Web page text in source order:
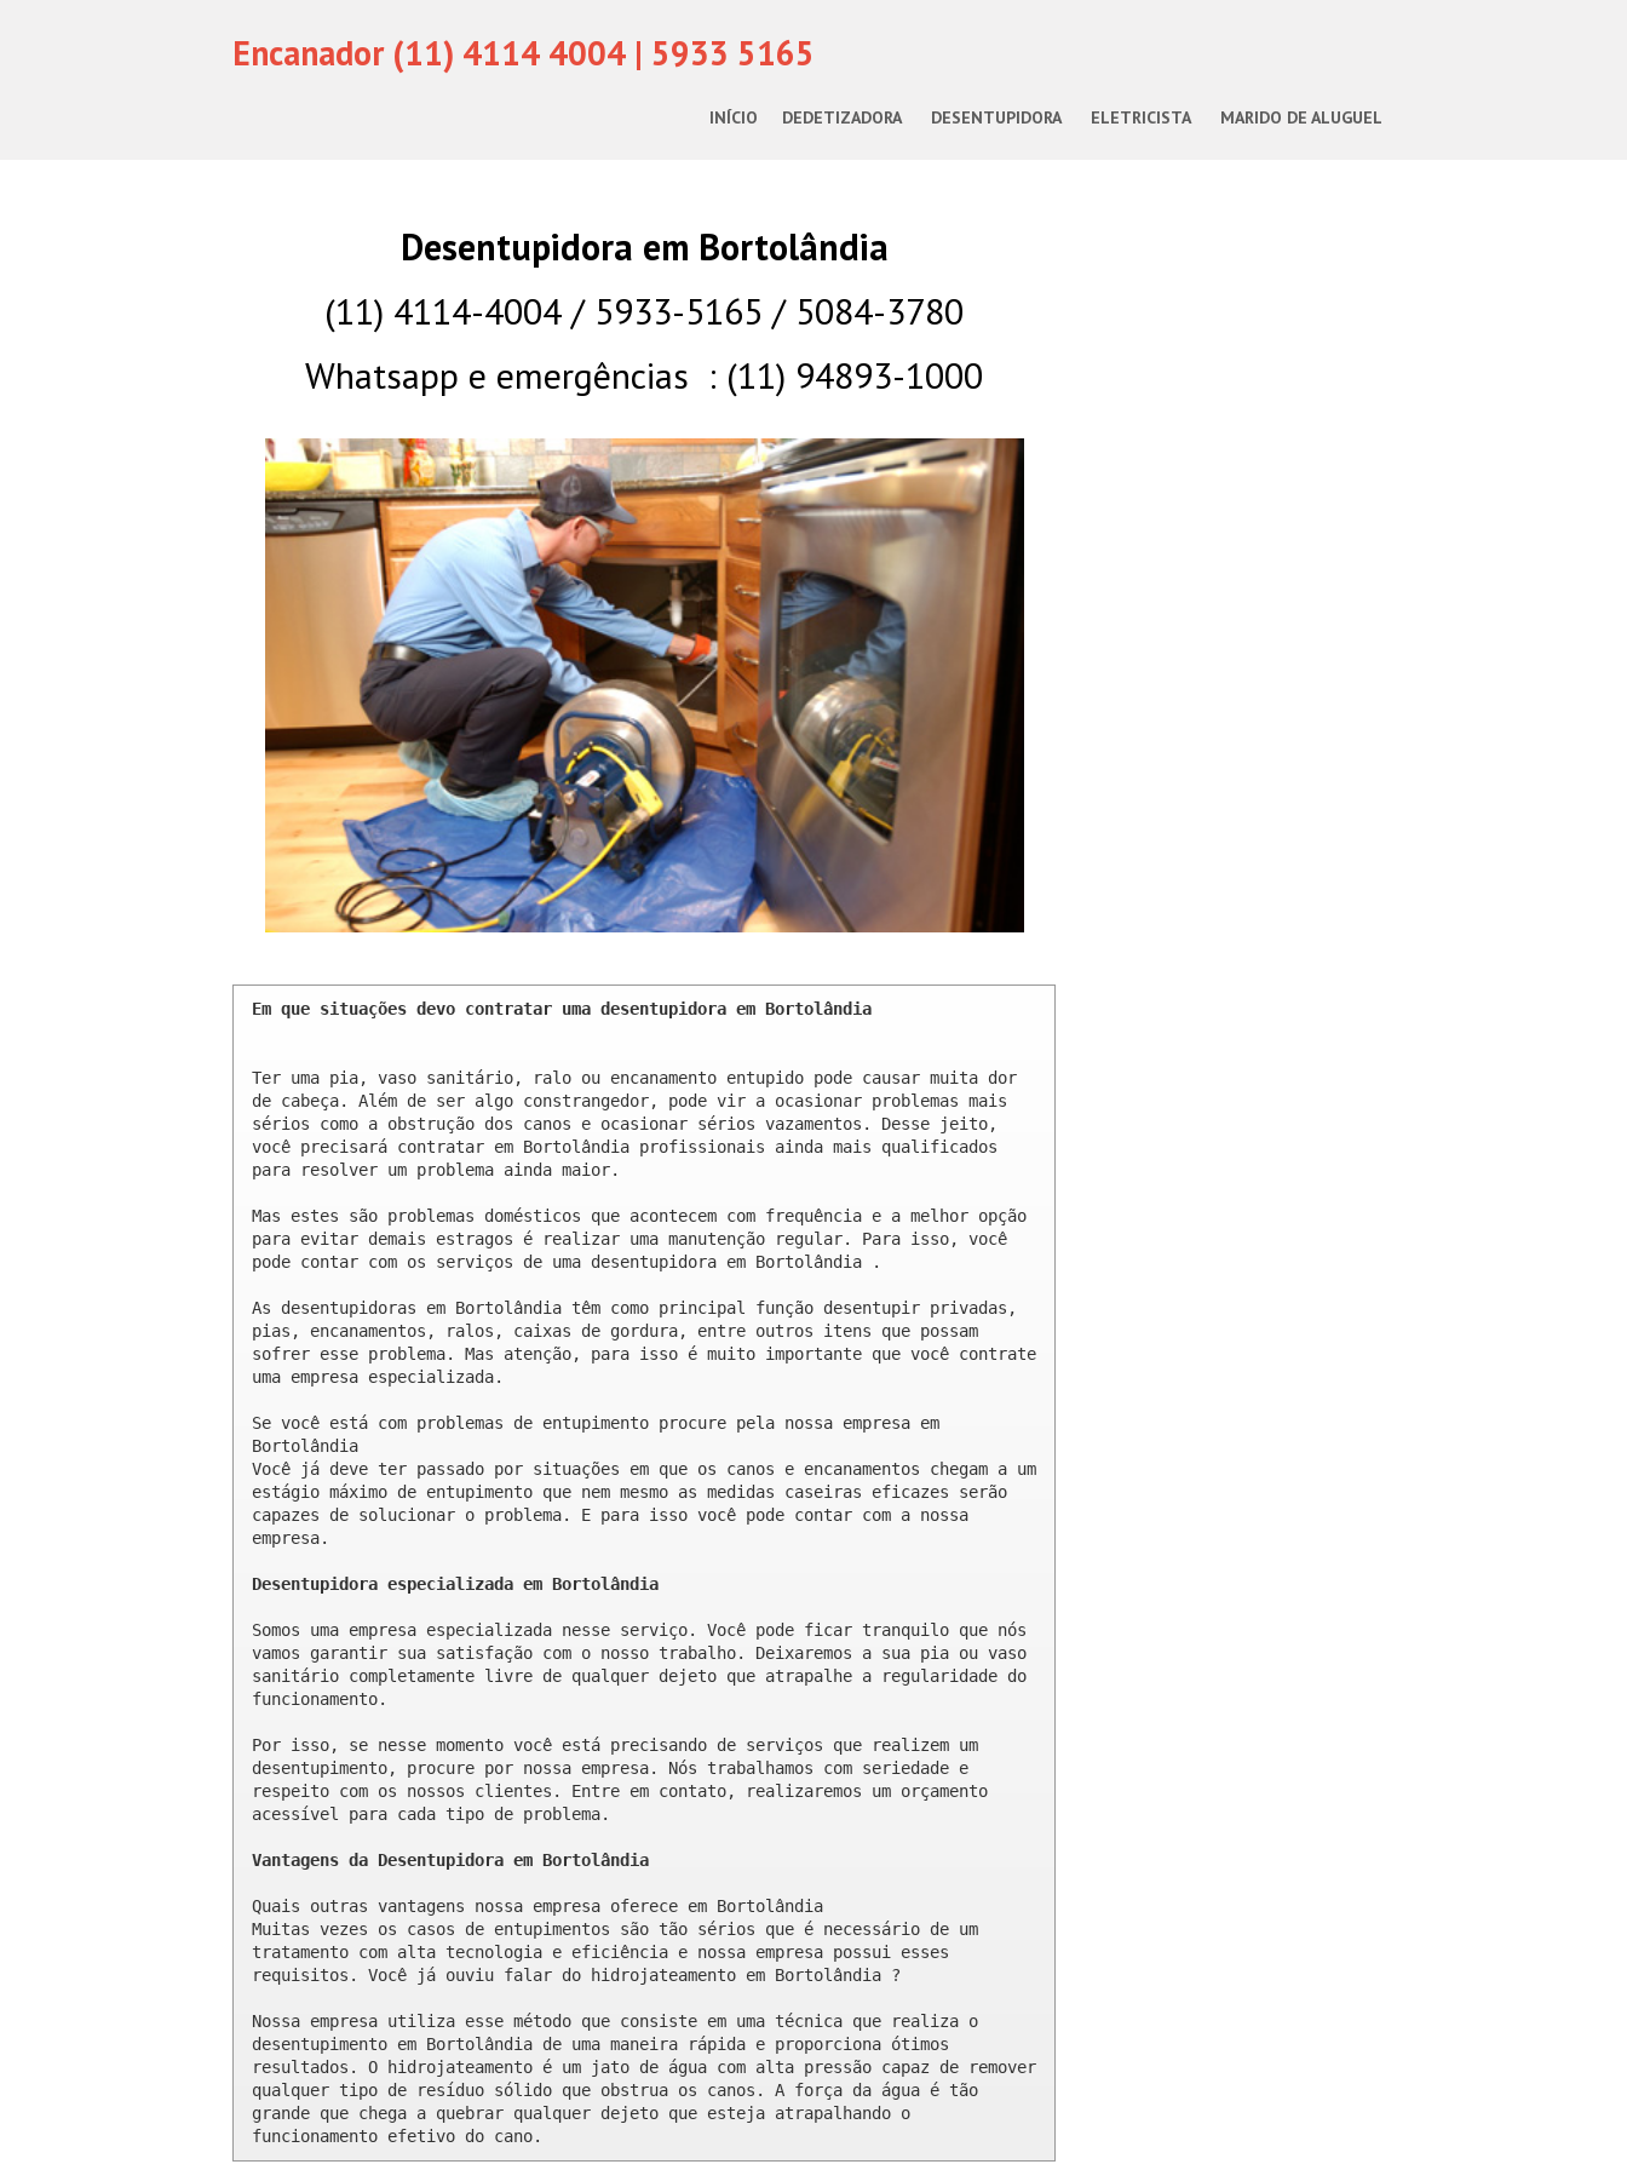
Encanador (11) 4114 4004 | 5933 5165
INÍCIO DEDETIZADORA DESENTUPIDORA ELETRICISTA MARIDO DE ALUGUEL
Desentupidora em Bortolândia
(11) 4114-4004 / 5933-5165 / 5084-3780
Whatsapp e emergências : (11) 94893-1000
Em que situações devo contratar uma desentupidora em Bortolândia
Ter uma pia, vaso sanitário, ralo ou encanamento entupido pode causar muita dor
de cabeça. Além de ser algo constrangedor, pode vir a ocasionar problemas mais
sérios como a obstrução dos canos e ocasionar sérios vazamentos. Desse jeito,
você precisará contratar em Bortolândia profissionais ainda mais qualificados
para resolver um problema ainda maior.
Mas estes são problemas domésticos que acontecem com frequência e a melhor opção
para evitar demais estragos é realizar uma manutenção regular. Para isso, você
pode contar com os serviços de uma desentupidora em Bortolândia .
As desentupidoras em Bortolândia têm como principal função desentupir privadas,
pias, encanamentos, ralos, caixas de gordura, entre outros itens que possam
sofrer esse problema. Mas atenção, para isso é muito importante que você contrate
uma empresa especializada.
Se você está com problemas de entupimento procure pela nossa empresa em
Bortolândia
Você já deve ter passado por situações em que os canos e encanamentos chegam a um
estágio máximo de entupimento que nem mesmo as medidas caseiras eficazes serão
capazes de solucionar o problema. E para isso você pode contar com a nossa
empresa.
Desentupidora especializada em Bortolândia
Somos uma empresa especializada nesse serviço. Você pode ficar tranquilo que nós
vamos garantir sua satisfação com o nosso trabalho. Deixaremos a sua pia ou vaso
sanitário completamente livre de qualquer dejeto que atrapalhe a regularidade do
funcionamento.
Por isso, se nesse momento você está precisando de serviços que realizem um
desentupimento, procure por nossa empresa. Nós trabalhamos com seriedade e
respeito com os nossos clientes. Entre em contato, realizaremos um orçamento
acessível para cada tipo de problema.
Vantagens da Desentupidora em Bortolândia
Quais outras vantagens nossa empresa oferece em Bortolândia
Muitas vezes os casos de entupimentos são tão sérios que é necessário de um
tratamento com alta tecnologia e eficiência e nossa empresa possui esses
requisitos. Você já ouviu falar do hidrojateamento em Bortolândia ?
Nossa empresa utiliza esse método que consiste em uma técnica que realiza o
desentupimento em Bortolândia de uma maneira rápida e proporciona ótimos
resultados. O hidrojateamento é um jato de água com alta pressão capaz de remover
qualquer tipo de resíduo sólido que obstrua os canos. A força da água é tão
grande que chega a quebrar qualquer dejeto que esteja atrapalhando o
funcionamento efetivo do cano.